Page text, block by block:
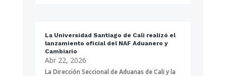
La Universidad Santiago de Cali realizó el
lanzamiento oficial del NAF Aduanero y
Cambiario
Abr 22, 2026
La Dirección Seccional de Aduanas de Cali y la